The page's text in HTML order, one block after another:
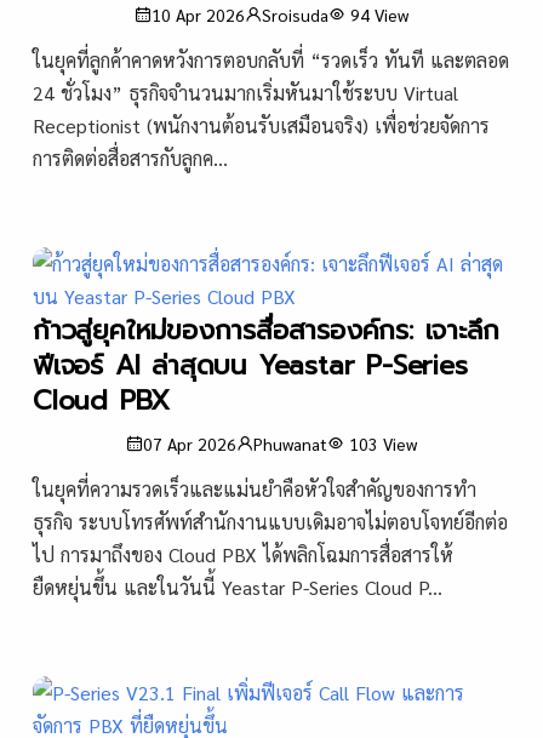
10 Apr 2026 Sroisuda 94 View
ในยุคที่ลูกค้าคาดหวังการตอบกลับที่ “รวดเร็ว ทันที และตลอด
24 ชั่วโมง” ธุรกิจจำนวนมากเริ่มหันมาใช้ระบบ Virtual
Receptionist (พนักงานต้อนรับเสมือนจริง) เพื่อช่วยจัดการ
การติดต่อสื่อสารกับลูกค...
ก้าวสู่ยุคใหม่ของการสื่อสารองค์กร: เจาะลึก
ฟีเจอร์ AI ล่าสุดบน Yeastar P-Series
Cloud PBX
07 Apr 2026 Phuwanat 103 View
ในยุคที่ความรวดเร็วและแม่นยำคือหัวใจสำคัญของการทำ
ธุรกิจ ระบบโทรศัพท์สำนักงานแบบเดิมอาจไม่ตอบโจทย์อีกต่อ
ไป การมาถึงของ Cloud PBX ได้พลิกโฉมการสื่อสารให้
ยืดหยุ่นขึ้น และในวันนี้ Yeastar P-Series Cloud P...